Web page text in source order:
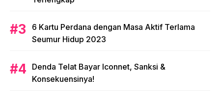
6 Kartu Perdana dengan Masa Aktif Terlama
Seumur Hidup 2023
Denda Telat Bayar Iconnet, Sanksi &
Konsekuensinya!